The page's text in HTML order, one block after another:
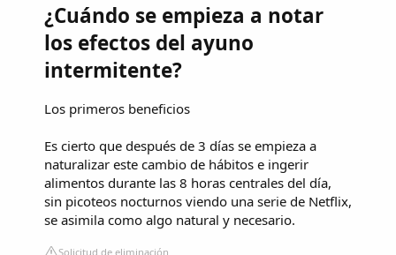
¿Cuándo se empieza a notar
los efectos del ayuno
intermitente?
Los primeros beneficios
Es cierto que después de 3 días se empieza a
naturalizar este cambio de hábitos e ingerir
alimentos durante las 8 horas centrales del día,
sin picoteos nocturnos viendo una serie de Netflix,
se asimila como algo natural y necesario.
Solicitud de eliminación